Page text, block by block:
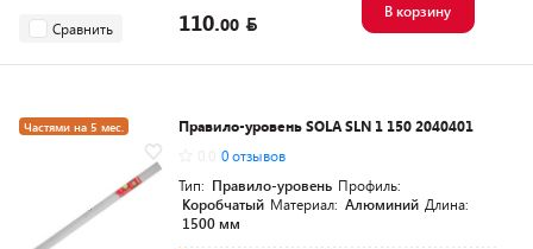
Сравнить 110.00
В корзину
Частями на 5 мес.
Правило-уровень SOLA SLN 1 150 2040401
0 отзывов
Тип: Правило-уровень Профиль:
Коробчатый Материал: Алюминий Длина:
1500 мм